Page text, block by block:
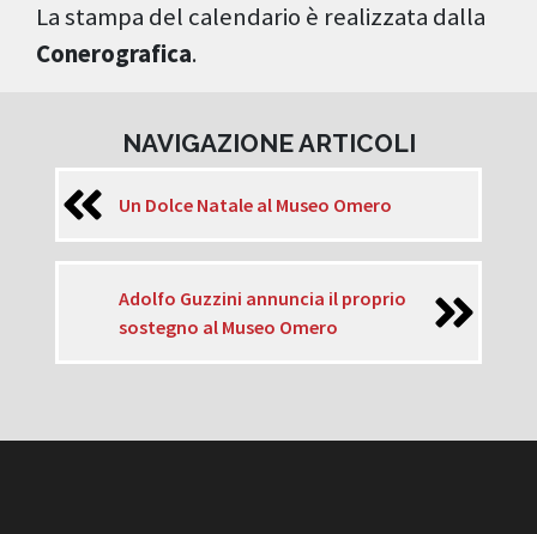
La stampa del calendario è realizzata dalla
Conerografica.
NAVIGAZIONE ARTICOLI
Un Dolce Natale al Museo Omero
Adolfo Guzzini annuncia il proprio
sostegno al Museo Omero